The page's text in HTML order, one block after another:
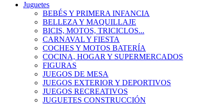
Juguetes
BEBÉS Y PRIMERA INFANCIA
BELLEZA Y MAQUILLAJE
BICIS, MOTOS, TRICICLOS...
CARNAVAL Y FIESTA
COCHES Y MOTOS BATERÍA
COCINA, HOGAR Y SUPERMERCADOS
FIGURAS
JUEGOS DE MESA
JUEGOS EXTERIOR Y DEPORTIVOS
JUEGOS RECREATIVOS
JUGUETES CONSTRUCCIÓN